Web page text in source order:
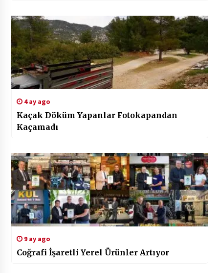
4 ay ago
Kaçak Döküm Yapanlar Fotokapandan
Kaçamadı
9 ay ago
Coğrafi İşaretli Yerel Ürünler Artıyor